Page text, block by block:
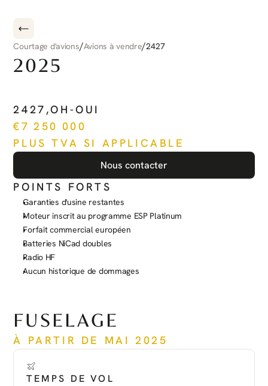
Courtage d'avions/Avions à vendre/2427
2025
2427 ,OH-OUI
€7 250 000
PLUS TVA SI APPLICABLE
Nous contacter
POINTS FORTS
Garanties d'usine restantes
Moteur inscrit au programme ESP Platinum
Forfait commercial européen
Batteries NiCad doubles
Radio HF
Aucun historique de dommages
FUSELAGE
À PARTIR DE MAI 2025
TEMPS DE VOL